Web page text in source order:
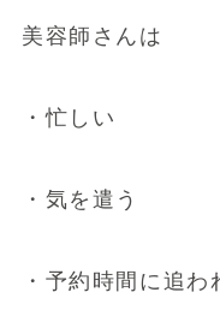
美容師さんは
・忙しい
・気を遣う
・予約時間に追わ